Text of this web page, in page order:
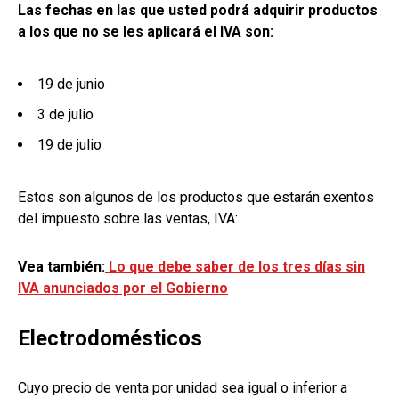
Las fechas en las que usted podrá adquirir productos
a los que no se les aplicará el IVA son:
19 de junio
3 de julio
19 de julio
Estos son algunos de los productos que estarán exentos
del impuesto sobre las ventas, IVA:
Vea también: Lo que debe saber de los tres días sin
IVA anunciados por el Gobierno
Electrodomésticos
Cuyo precio de venta por unidad sea igual o inferior a